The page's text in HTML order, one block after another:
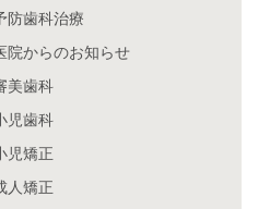
防歯科治療
院からのお知らせ
美歯科
児歯科
児矯正
人矯正